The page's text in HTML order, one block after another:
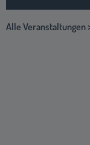
Alle Veranstaltungen